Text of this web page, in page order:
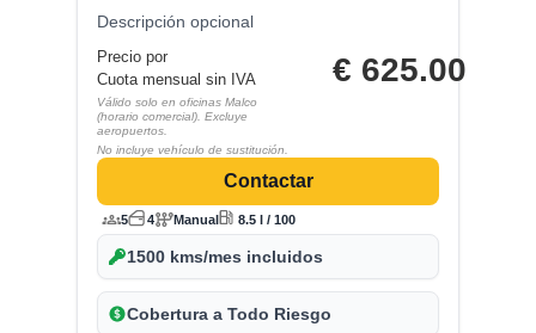
Descripción opcional
Precio por
Cuota mensual sin IVA
Válido solo en oficinas Malco
(horario comercial). Excluye
aeropuertos.
No incluye vehículo de sustitución.
€ 625.00
Contactar
5 4 Manual 8.5 l / 100
1500 kms/mes incluidos
Cobertura a Todo Riesgo